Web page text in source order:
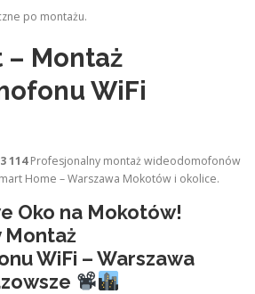
po montażu.
– Montaż
WiFi
114Profesjonalny montaż wideodomofonów
Home – Warszawa Mokotów i okolice.
Oko na Mokotów!
Montaż
WiFi – Warszawa